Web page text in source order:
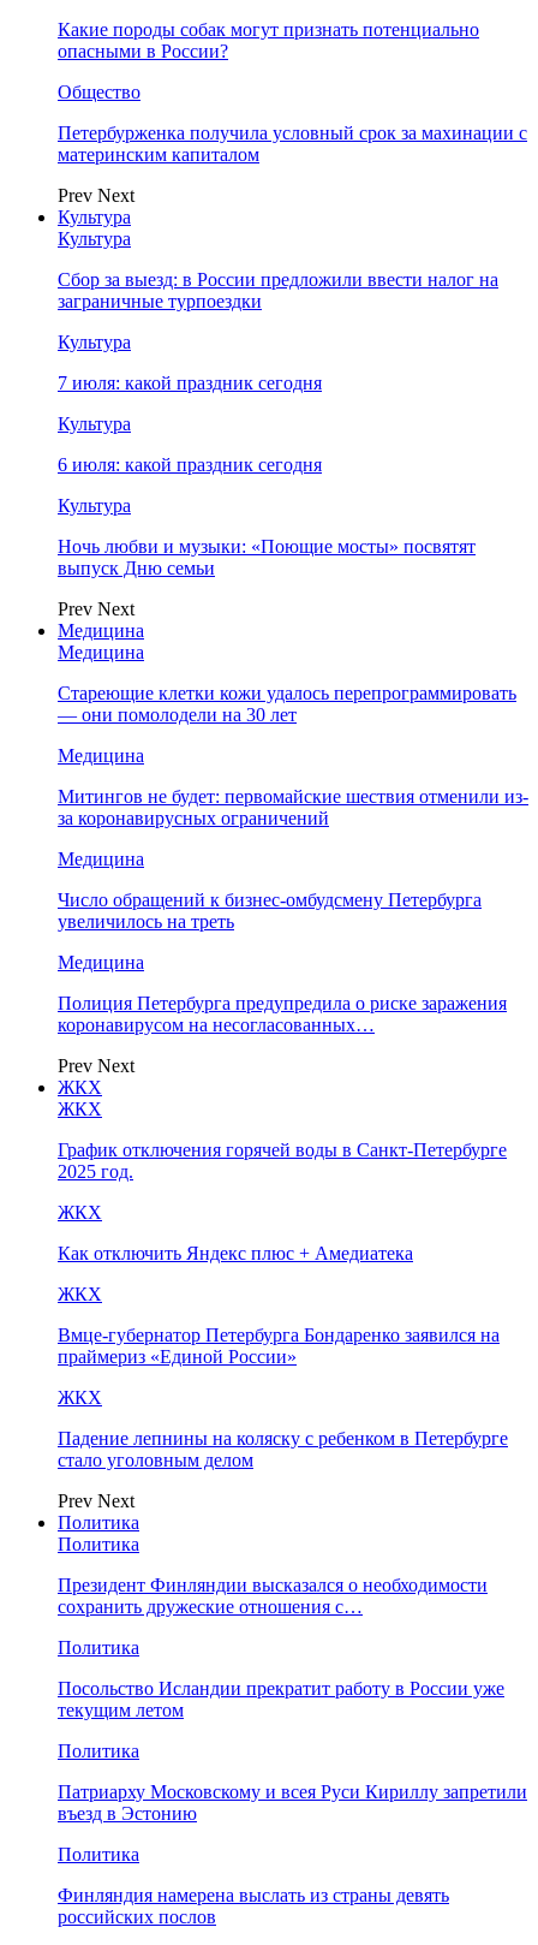
Какие породы собак могут признать потенциально
опасными в России?
Общество
Петербурженка получила условный срок за махинации с
материнским капиталом
Prev Next
Культура
Культура
Сбор за выезд: в России предложили ввести налог на
заграничные турпоездки
Культура
7 июля: какой праздник сегодня
Культура
6 июля: какой праздник сегодня
Культура
Ночь любви и музыки: «Поющие мосты» посвятят
выпуск Дню семьи
Prev Next
Медицина
Медицина
Стареющие клетки кожи удалось перепрограммировать
— они помолодели на 30 лет
Медицина
Митингов не будет: первомайские шествия отменили из-
за коронавирусных ограничений
Медицина
Число обращений к бизнес-омбудсмену Петербурга
увеличилось на треть
Медицина
Полиция Петербурга предупредила о риске заражения
коронавирусом на несогласованных…
Prev Next
ЖКХ
ЖКХ
График отключения горячей воды в Санкт-Петербурге
2025 год.
ЖКХ
Как отключить Яндекс плюс + Амедиатека
ЖКХ
Вмце-губернатор Петербурга Бондаренко заявился на
праймериз «Единой России»
ЖКХ
Падение лепнины на коляску с ребенком в Петербурге
стало уголовным делом
Prev Next
Политика
Политика
Президент Финляндии высказался о необходимости
сохранить дружеские отношения с…
Политика
Посольство Исландии прекратит работу в России уже
текущим летом
Политика
Патриарху Московскому и всея Руси Кириллу запретили
въезд в Эстонию
Политика
Финляндия намерена выслать из страны девять
российских послов